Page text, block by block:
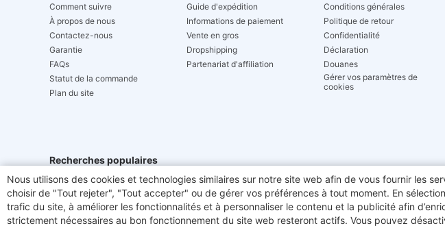
Comment suivre
À propos de nous
Contactez-nous
Garantie
FAQs
Statut de la commande
Plan du site
Guide d'expédition
Informations de paiement
Vente en gros
Dropshipping
Partenariat d'affiliation
Conditions générales
Politique de retour
Confidentialité
Déclaration
Douanes
Gérer vos paramètres de
cookies
Recherches populaires
Hydrofast Creality ETOE JIMMY JV9 Pro Aqua Geekbuying Coupon
Graveurs laser BMAX Mecpow FOSSiBOT F3600 Pro Vélo électrique
Nous utilisons des cookies et technologies similaires sur notre site web afin de vous fournir les
choisir de "Tout rejeter", "Tout accepter" ou de gérer vos préférences à tout moment. En
trafic du site, à améliorer les fonctionnalités et à personnaliser le contenu et la publicité afin
strictement nécessaires au bon fonctionnement du site web resteront actifs. Vous pouvez